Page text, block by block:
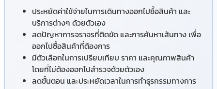
ประหยัดค่าใช้จ่ายในการเดินทางออกไปซื้อสินค้า และ
บริการต่างๆ ด้วยตัวเอง
ลดปัญหาการจราจรที่ติดขัด และการค้นหาเส้นทาง เพื่อ
ออกไปซื้อสินค้าที่ต้องการ
มีตัวเลือกในการเปรียบเทียบ ราคา และคุณภาพสินค้า
โดยที่ไม่ต้องออกไปสำรวจด้วยตัวเอง
ลดขั้นตอน และประหยัดเวลาในการทำธุรกรรมทางการ